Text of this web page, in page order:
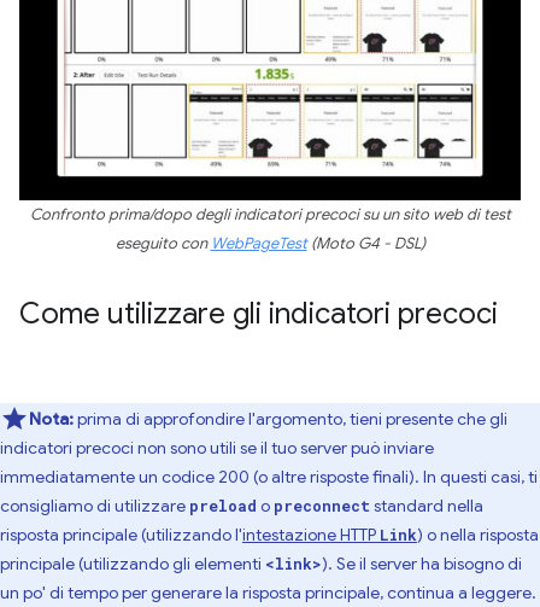
Confronto prima/dopo degli indicatori precoci su un sito web di test
eseguito con WebPageTest(Moto G4 - DSL)
Come utilizzare gli indicatori precoci
Nota:prima di approfondire l'argomento, tieni presente che gli
indicatori precoci non sono utili se il tuo server può inviare
immediatamente un codice 200 (o altre risposte finali). In questi casi, ti
consigliamo di utilizzare preload o preconnect standard nella
risposta principale (utilizzando l'intestazione HTTP Link) o nella risposta
principale (utilizzando gli elementi <link>). Se il server ha bisogno di
un po' di tempo per generare la risposta principale, continua a leggere.